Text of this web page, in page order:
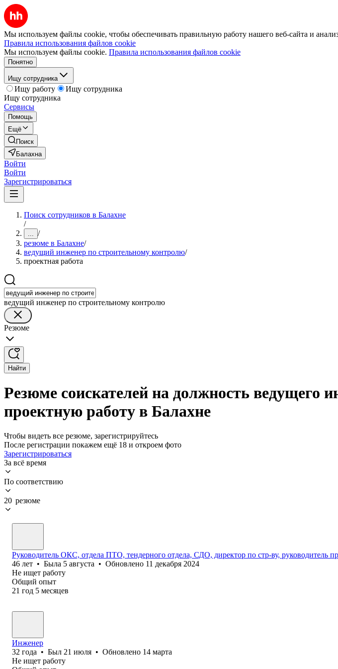
Мы используем файлы cookie, чтобы обеспечивать правильную работу нашего веб-сайта и
Правила использования файлов cookie
Мы используем файлы cookie. Правила использования файлов cookie
Понятно
Ищу сотрудника
Ищу работу
Ищу сотрудника
Ищу сотрудника
Сервисы
Помощь
Ещё
Поиск
Балахна
Войти
Войти
Зарегистрироваться
Поиск сотрудников в Балахне
/
... /
резюме в Балахне/
ведущий инженер по строительному контролю/
проектная работа
ведущий инженер по строительному контролю
Резюме
Найти
Резюме соискателей на должность ведущего
проектную работу в Балахне
Чтобы видеть все резюме, зарегистрируйтесь
После регистрации покажем ещё 18 и откроем фото
Зарегистрироваться
За всё время
По соответствию
20 резюме
Руководитель ОКС, отдела ПТО, тендерного отдела, СДО, директор по стр-ву, руководитель
46 лет • Была 5 августа • Обновлено 11 декабря 2024
Не ищет работу
Общий опыт
21 год 5 месяцев
Инженер
32 года • Был 21 июля • Обновлено 14 марта
Не ищет работу